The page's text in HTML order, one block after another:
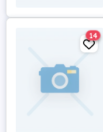
14